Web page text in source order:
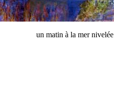
un matin à la mer nivelée